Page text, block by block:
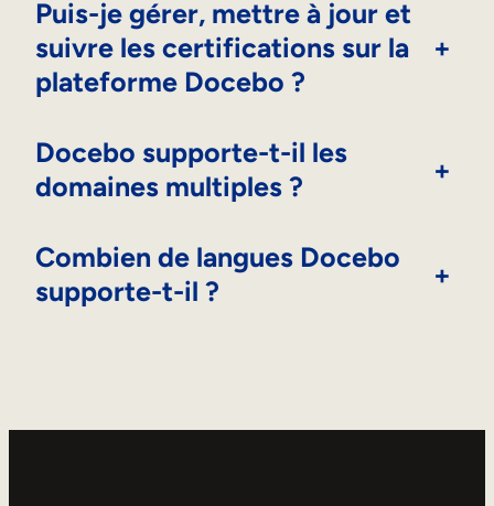
Puis-je gérer, mettre à jour et
suivre les certifications sur la
plateforme Docebo ?
+
Docebo supporte-t-il les
domaines multiples ?
+
Combien de langues Docebo
supporte-t-il ?
+